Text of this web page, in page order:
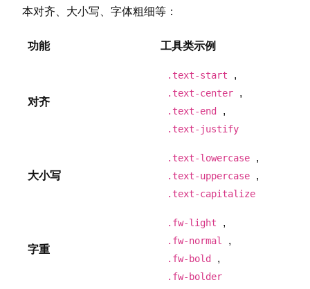
本对齐、大小写、字体粗细等：
功能 工具类示例
对齐
.text-start ,
.text-center ,
.text-end ,
.text-justify
大小写
.text-lowercase ,
.text-uppercase ,
.text-capitalize
字重
.fw-light ,
.fw-normal ,
.fw-bold ,
.fw-bolder